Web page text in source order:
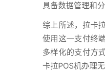
具备数据管理和
综上所述，拉卡
使用这一支付终
多样化的支付方
卡拉POS机办理